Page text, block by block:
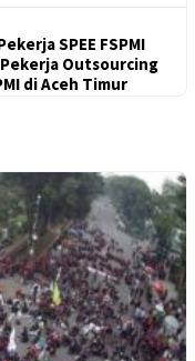
SPEE FSPMI
Outsourcing
di Aceh Timur